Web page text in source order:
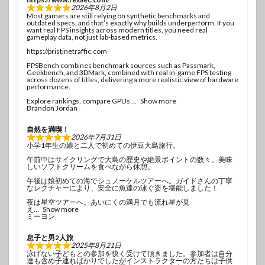
2026年8月2日
Most gamers are still relying on synthetic benchmarks and
outdated specs, and that’s exactly why builds underperform. If you
want real FPS insights across modern titles, you need real
gameplay data, not just lab-based metrics.
https://pristinetraffic.com
FPSBench combines benchmark sources such as Passmark,
Geekbench, and 3DMark, combined with real in-game FPS testing
across dozens of titles, delivering a more realistic view of hardware
performance.
Explore rankings, compare GPUs
Show more
Brandon Jordan
自然を満喫！
2026年7月31日
小学1年生の娘と二人で初めての伊豆大島旅行。
午前中はサイクリングで大島の歴史や絶景ポイントの数々。美味
しいソフトクリームを食べながら休憩。
午後は娘初めての海でシュノーケルツアーへ。ガイドさんの丁寧
なレクチャーにより、安全に魚達の泳ぐ姿を堪能しました！
夜は星空ツアーへ。あいにくの満月でも流れ星が見
え
Show more
ミーヨン
息子と男2人旅
2025年8月21日
泳げない子どもとの参加を快く受けて頂きました。参加者は自分
達も含め子連ればかりでしたがインストラクターの方たちは子供